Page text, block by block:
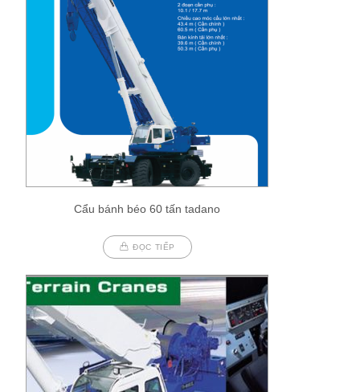
Cẩu bánh béo 60 tấn tadano
ĐỌC TIẾP